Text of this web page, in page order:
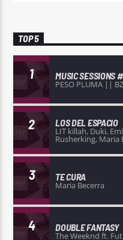
TOP 5
1 MUSIC SESSIONS
PESO PLUMA ||
2 LOS DEL ESPACIO
LIT killah, Duki,
Rusherking, Maria
3 TE CURA
Maria Becerra
4 DOUBLE FANTASY
The Weeknd ft.